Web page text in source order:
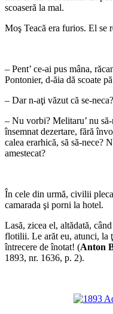
scoaseră la mal.
Moş Teacă era furios. El se
– Pent’ ce-ai pus mâna,
Pontonier, d-ăia dă scoate
– Dar n-aţi văzut că se-neca?
– Nu vorbi? Melitaru’ nu
însemnat dezertare, fără
calea erarhică, să să-nece?
amestecat?
În cele din urmă, civilii
camarada şi porni la hotel.
Lasă, zicea el, altădată,
flotilii. Le arăt eu, atunci, la
întrecere de înotat! (Anton
1893, nr. 1636, p. 2).